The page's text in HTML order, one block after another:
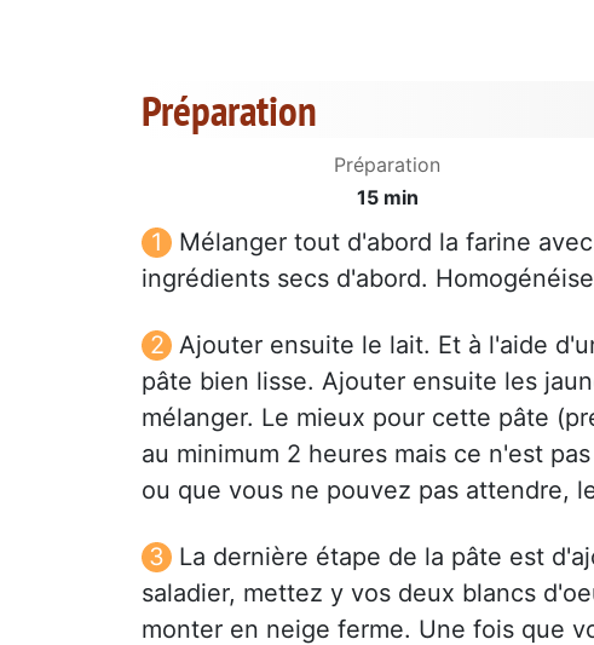
Préparation
Préparation
15 min
Mélanger tout d'abord la farine
ingrédients secs d'abord.
Ajouter ensuite le lait. Et à l'aide
pâte bien lisse. Ajouter ensuite les
mélanger. Le mieux pour cette pâte
au minimum 2 heures mais ce n'est
ou que vous ne pouvez pas attendre,
La dernière étape de la pâte est
saladier, mettez y vos deux blancs
monter en neige ferme. Une fois que